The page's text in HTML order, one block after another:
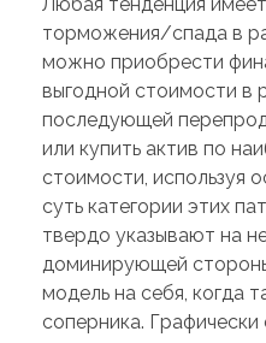
торможения/спада в
можно приобрести
выгодной стоимости в
последующей
или купить актив по
стоимости, используя
суть категории этих
твердо указывают на
доминирующей
модель на себя, когда
соперника.